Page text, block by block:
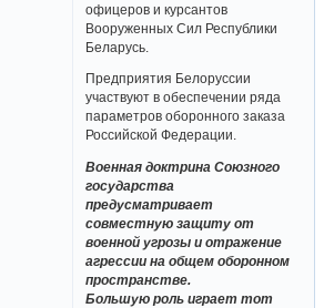
офицеров и курсантов
Вооруженных Сил Республики
Беларусь.
Предприятия Белоруссии
участвуют в обеспечении ряда
параметров оборонного заказа
Российской Федерации.
Военная доктрина Союзного
государства
предусматривает
совместную защиту от
военной угрозы и отражение
агрессии на общем оборонном
пространстве.
Большую роль играет тот